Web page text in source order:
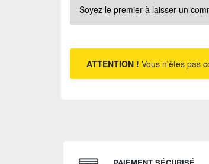
Soyez le premier à laisser un
ATTENTION ! Vous n'êtes pas